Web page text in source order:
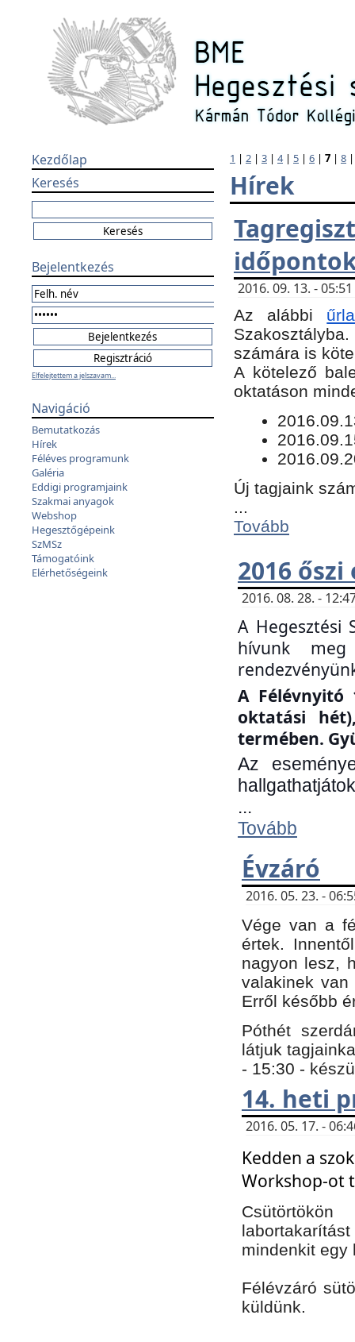
Kezdőlap
Keresés
Bejelentkezés
Elfelejtettem a jelszavam...
Navigáció
Bemutatkozás
Hírek
Féléves programunk
Galéria
Eddigi programjaink
Szakmai anyagok
Webshop
Hegesztőgépeink
SzMSz
Támogatóink
Elérhetőségeink
1 | 2 | 3 | 4| 5 | 6 | 7 | 8
Hírek
2016. 09. 13. -
Az alábbi
számára is
​A kötelező
oktatáson
Új tagjaink
...
Tovább
2016
2016. 08. 28. -
A Hegesztési
hívunk
A Félévnyitó
oktatási
termében.
Az
...
Tovább
Évzáró
2016. 05. 23. -
Vége van a
értek.
nagyon lesz,
valakinek
Erről később
Póthét
látjuk
- 15:30 -
14. heti
2016. 05. 17. -
Kedden a
Workshop-ot
mindenkit
Félévzáró
küldünk.